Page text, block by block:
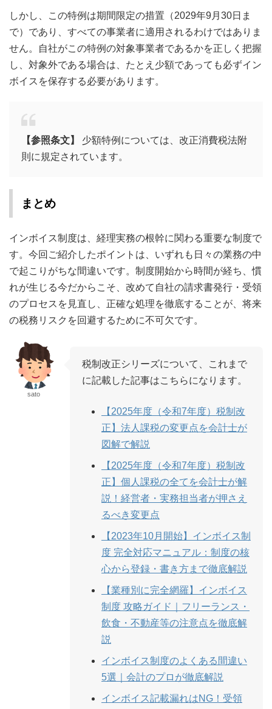
しかし、この特例は期間限定の措置（2029年9月30日ま
で）であり、すべての事業者に適用されるわけではありま
せん。自社がこの特例の対象事業者であるかを正しく把握
し、対象外である場合は、たとえ少額であっても必ずイン
ボイスを保存する必要があります。
【参照条文】
少額特例については、改正消費税法附
則に規定されています。
まとめ
インボイス制度は、経理実務の根幹に関わる重要な制度で
す。今回ご紹介したポイントは、いずれも日々の業務の中
で起こりがちな間違いです。制度開始から時間が経ち、慣
れが生じる今だからこそ、改めて自社の請求書発行・受領
のプロセスを見直し、正確な処理を徹底することが、将来
の税務リスクを回避するために不可欠です。
sato
税制改正シリーズについて、これまで
に記載した記事はこちらになります。
【2025年度（令和7年度）税制改
正】法人課税の変更点を会計士が
図解で解説
【2025年度（令和7年度）税制改
正】個人課税の全てを会計士が解
説！経営者・実務担当者が押さえ
るべき変更点
【2023年10月開始】インボイス制
度 完全対応マニュアル：制度の核
心から登録・書き方まで徹底解説
【業種別に完全網羅】インボイス
制度 攻略ガイド｜フリーランス・
飲食・不動産等の注意点を徹底解
説
インボイス制度のよくある間違い
5選｜会計のプロが徹底解説
インボイス記載漏れはNG！受領